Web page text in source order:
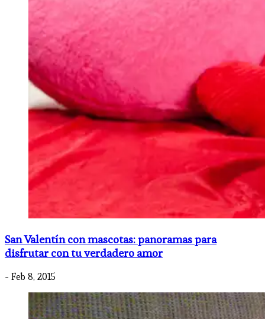
San Valentín con mascotas: panoramas para
disfrutar con tu verdadero amor
- Feb 8, 2015